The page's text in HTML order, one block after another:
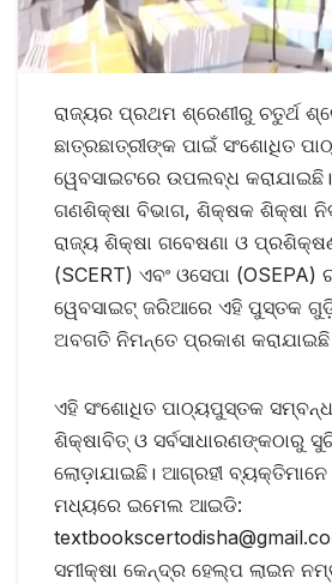
ରାଜ୍ୟର ପ୍ରଥମ ଶ୍ରେଣୀରୁ ଚତୁର୍ଥ
ଛାତ୍ରଛାତ୍ରୀଙ୍କ ପାଇଁ ସଂଶୋଧିତ
ୱେବସାଇଟରେ ଉପଲବ୍ଧ
ଗଣଶିକ୍ଷା ବିଭାଗ, ଶିକ୍ଷକ ଶିକ୍ଷା
ରାଜ୍ୟ ଶିକ୍ଷା ଗବେଷଣା ଓ
(SCERT) ଏବଂ ଓସେପା
ୱେବସାଇଟ୍ ଜରିଆରେ ଏହି ପୁସ୍ତକ
ଅବଗତି ନିମନ୍ତେ ପ୍ରକାଶ
ଏହି ସଂଶୋଧିତ ପାଠ୍ୟପୁସ୍ତକ
ଶିକ୍ଷାବିତ୍ ଓ ସର୍ବସାଧାରଣଙ୍କଠାରୁ
ଲୋଡ଼ାଯାଇଛି। ଆଗ୍ରହୀ
ମଧ୍ୟରେ ଇମେଲ ଆଇଡି:
ସମୀକ୍ଷା କେନ୍ଦ୍ର ହେଲ୍ପ ଲାଇନ